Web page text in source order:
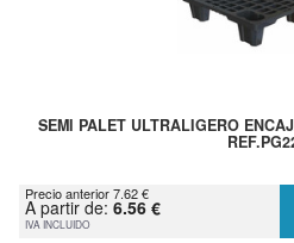
SEMI PALET ULTRALIGERO
Precio anterior 7.62 €
A partir de: 6.56 €
IVA INCLUIDO